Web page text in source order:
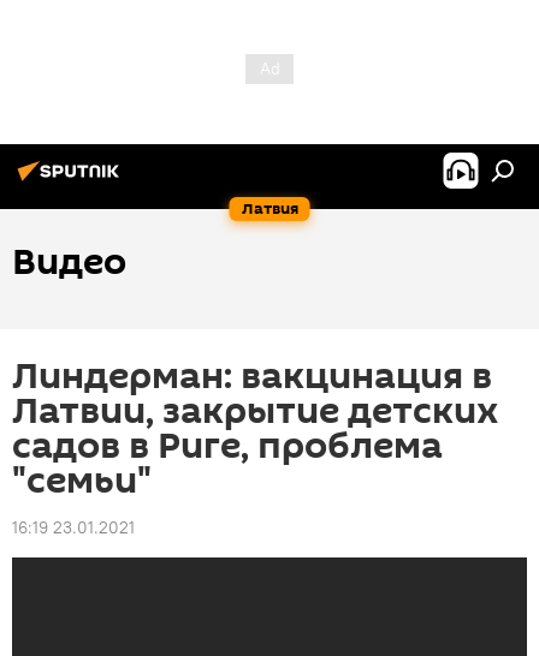
Латвия
Видео
Линдерман: вакцинация в
Латвии, закрытие детских
садов в Риге, проблема
"семьи"
16:19 23.01.2021